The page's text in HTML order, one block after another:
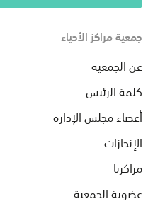
جمعية مراكز الأحياء
عن الجمعية
كلمة الرئيس
أعضاء مجلس الإدارة
الإنجازات
مراكزنا
عضوية الجمعية